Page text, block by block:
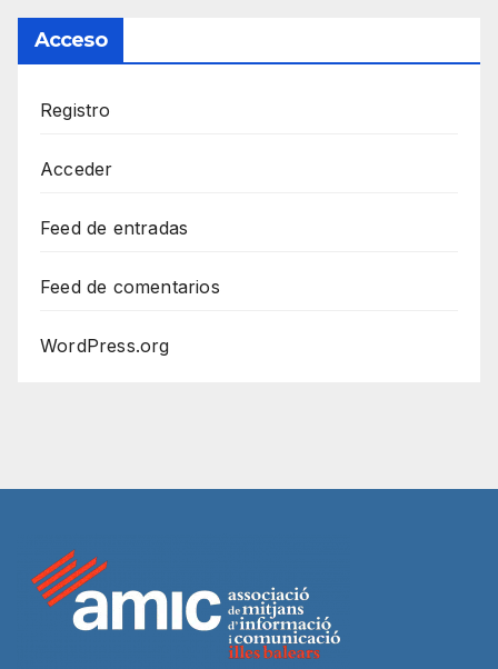
Acceso
Registro
Acceder
Feed de entradas
Feed de comentarios
WordPress.org